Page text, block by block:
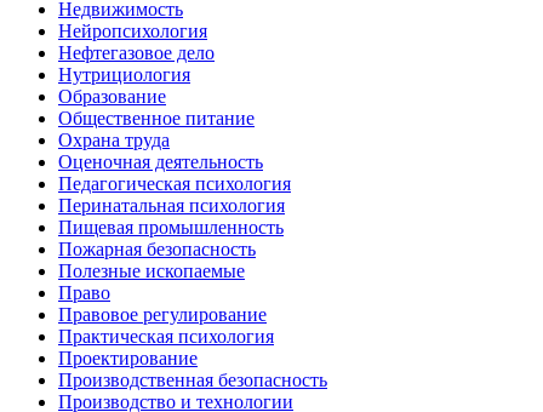
Недвижимость
Нейропсихология
Нефтегазовое дело
Нутрициология
Образование
Общественное питание
Охрана труда
Оценочная деятельность
Педагогическая психология
Перинатальная психология
Пищевая промышленность
Пожарная безопасность
Полезные ископаемые
Право
Правовое регулирование
Практическая психология
Проектирование
Производственная безопасность
Производство и технологии